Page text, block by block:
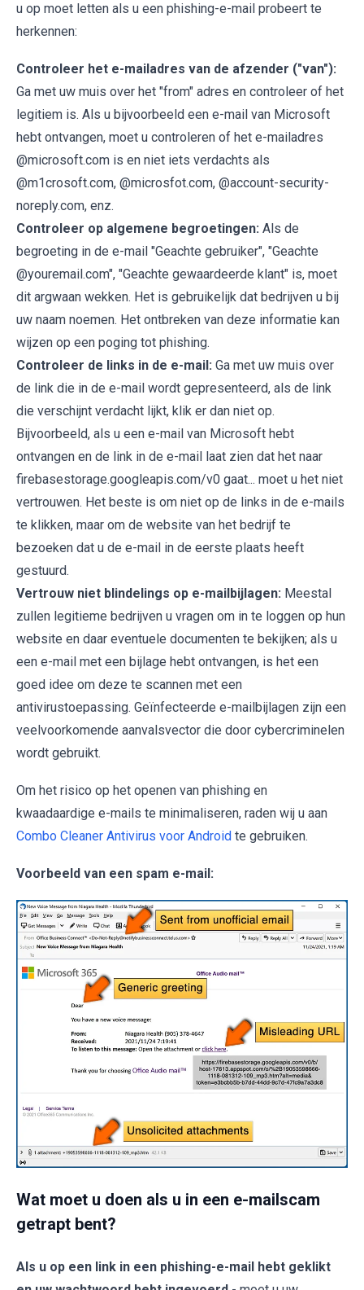
u op moet letten als u een phishing-e-mail probeert te
herkennen:
Controleer het e-mailadres van de afzender ("van"):
Ga met uw muis over het "from" adres en controleer of het
legitiem is. Als u bijvoorbeeld een e-mail van Microsoft
hebt ontvangen, moet u controleren of het e-mailadres
@microsoft.com is en niet iets verdachts als
@m1crosoft.com, @microsfot.com, @account-security-
noreply.com, enz.
Controleer op algemene begroetingen: Als de
begroeting in de e-mail "Geachte gebruiker", "Geachte
@youremail.com", "Geachte gewaardeerde klant" is, moet
dit argwaan wekken. Het is gebruikelijk dat bedrijven u bij
uw naam noemen. Het ontbreken van deze informatie kan
wijzen op een poging tot phishing.
Controleer de links in de e-mail: Ga met uw muis over
de link die in de e-mail wordt gepresenteerd, als de link
die verschijnt verdacht lijkt, klik er dan niet op.
Bijvoorbeeld, als u een e-mail van Microsoft hebt
ontvangen en de link in de e-mail laat zien dat het naar
firebasestorage.googleapis.com/v0 gaat... moet u het niet
vertrouwen. Het beste is om niet op de links in de e-mails
te klikken, maar om de website van het bedrijf te
bezoeken dat u de e-mail in de eerste plaats heeft
gestuurd.
Vertrouw niet blindelings op e-mailbijlagen: Meestal
zullen legitieme bedrijven u vragen om in te loggen op hun
website en daar eventuele documenten te bekijken; als u
een e-mail met een bijlage hebt ontvangen, is het een
goed idee om deze te scannen met een
antivirustoepassing. Geïnfecteerde e-mailbijlagen zijn een
veelvoorkomende aanvalsvector die door cybercriminelen
wordt gebruikt.
Om het risico op het openen van phishing en
kwaadaardige e-mails te minimaliseren, raden wij u aan
Combo Cleaner Antivirus voor Android te gebruiken.
Voorbeeld van een spam e-mail:
Wat moet u doen als u in een e-mailscam
getrapt bent?
Als u op een link in een phishing-e-mail hebt geklikt